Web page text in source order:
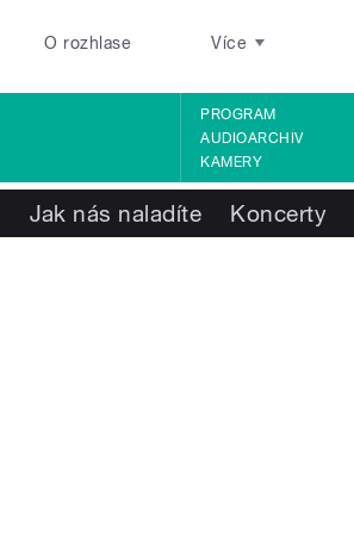
O rozhlase Více
PROGRAM
AUDIOARCHIV
KAMERY
Jak nás naladíte Koncerty